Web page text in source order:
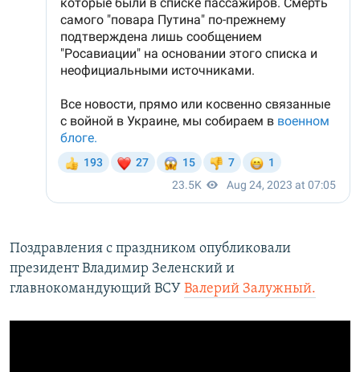
Поздравления с праздником опубликовали
президент Владимир Зеленский и
главнокомандующий ВСУ Валерий Залужный.